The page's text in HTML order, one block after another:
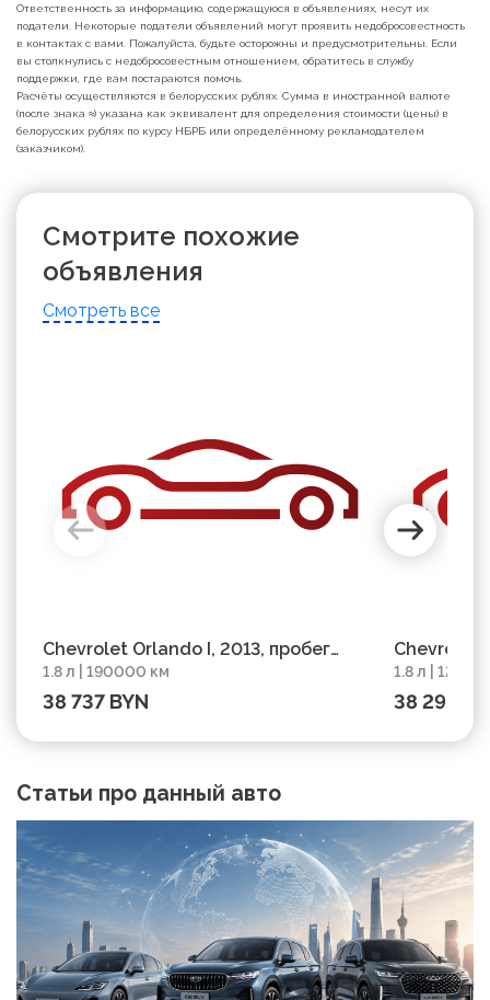
Ответственность за информацию, содержащуюся в объявлениях, несут их
податели. Некоторые податели объявлений могут проявить недобросовестность
в контактах с вами. Пожалуйста, будьте осторожны и предусмотрительны. Если
вы столкнулись с недобросовестным отношением, обратитесь в службу
поддержки, где вам постараются помочь.
Расчёты осуществляются в белорусских рублях. Сумма в иностранной валюте
(после знака ≈) указана как эквивалент для определения стоимости (цены) в
белорусских рублях по курсу НБРБ или определённому рекламодателем
(заказчиком).
Смотрите похожие
объявления
Смотреть все
Chevrolet Orlando I, 2013, пробег
190000 км
1.8 л | 190000 км
38 737 BYN
Chevrolet
121000 км
1.8 л |
38 293
Статьи про данный авто